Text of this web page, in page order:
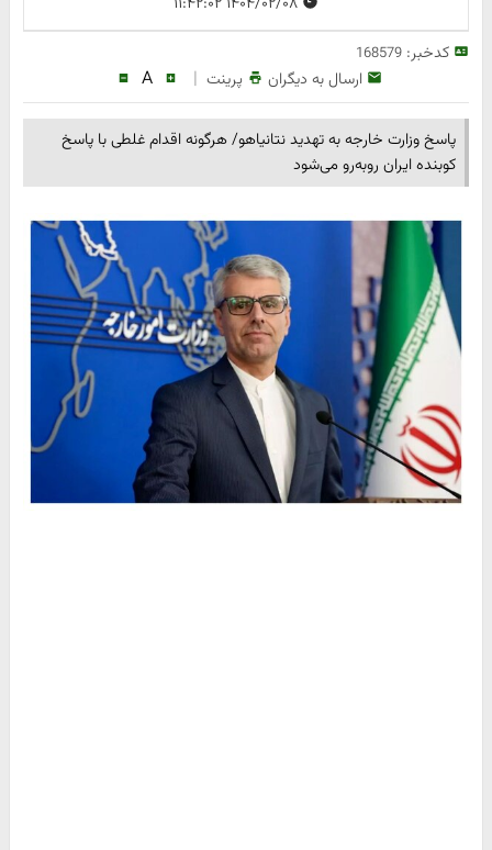
کدخبر:168579
ارسال به دیگران پرینت |
A
پاسخ وزارت خارجه به تهدید نتانیاهو/ هرگونه اقدام غلطی با پاسخ
کوبنده ایران روبه‌رو می‌شود